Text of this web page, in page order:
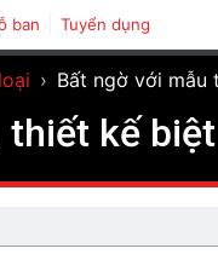
ban Tuyển dụng
› Bất ngờ với mẫu
thiết kế